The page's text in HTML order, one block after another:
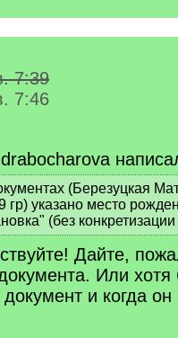
7:39
7:46
(Березуцкая
гр) указано место
(без
Дайте,
Или хотя
документ и когда